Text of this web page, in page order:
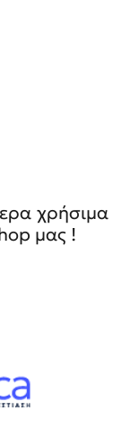
χρήσιμα
μας !